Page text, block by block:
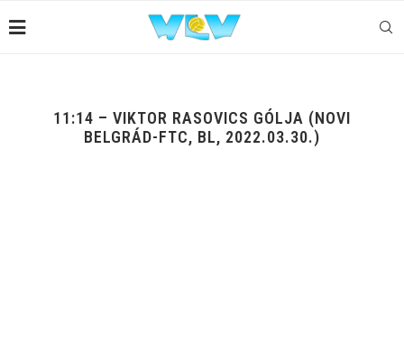
11:14 – VIKTOR RASOVICS GÓLJA (NOVI
BELGRÁD-FTC, BL, 2022.03.30.)